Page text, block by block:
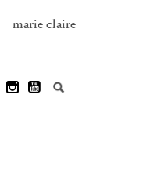
marie claire
Buscar: